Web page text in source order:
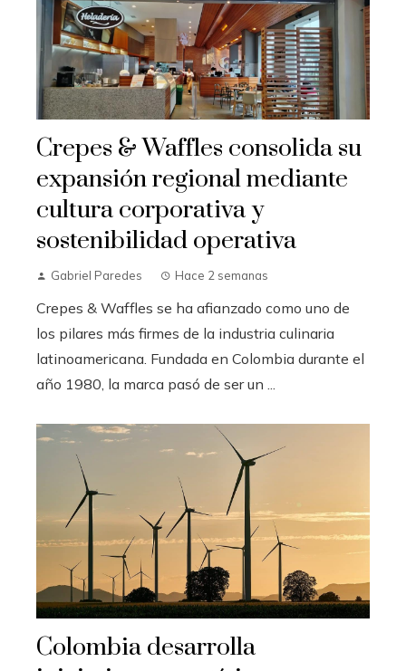
Crepes & Waffles consolida su
expansión regional mediante
cultura corporativa y
sostenibilidad operativa
Gabriel Paredes Hace 2 semanas
Crepes & Waffles se ha afianzado como uno de
los pilares más firmes de la industria culinaria
latinoamericana. Fundada en Colombia durante el
año 1980, la marca pasó de ser un ...
Colombia desarrolla